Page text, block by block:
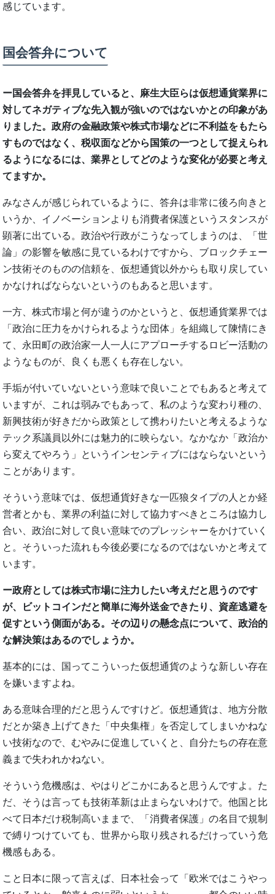
感じています。
国会答弁について
ー国会答弁を拝見していると、麻生大臣らは仮想通貨業界に
対してネガティブな先入観が強いのではないかとの印象があ
りました。政府の金融政策や株式市場などに不利益をもたら
すものではなく、税収面などから国策の一つとして捉えられ
るようになるには、業界としてどのような変化が必要と考え
てますか。
みなさんが感じられているように、答弁は非常に後ろ向きと
いうか、イノベーションよりも消費者保護というスタンスが
顕著に出ている。政治や行政がこうなってしまうのは、「世
論」の影響を敏感に見ているわけですから、ブロックチェー
ン技術そのものの信頼を、仮想通貨以外からも取り戻してい
かなければならないというのもあると思います。
一方、株式市場と何が違うのかというと、仮想通貨業界では
「政治に圧力をかけられるような団体」を組織して陳情にき
て、永田町の政治家一人一人にアプローチするロビー活動の
ようなものが、良くも悪くも存在しない。
手垢が付いていないという意味で良いことでもあると考えて
いますが、これは弱みでもあって、私のような変わり種の、
新興技術が好きだから政策として携わりたいと考えるような
テック系議員以外には魅力的に映らない。なかなか「政治か
ら変えてやろう」というインセンティブにはならないという
ことがあります。
そういう意味では、仮想通貨好きな一匹狼タイプの人とか経
営者とかも、業界の利益に対して協力すべきところは協力し
合い、政治に対して良い意味でのプレッシャーをかけていく
と。そういった流れも今後必要になるのではないかと考えて
います。
ー政府としては株式市場に注力したい考えだと思うのです
が、ビットコインだと簡単に海外送金できたり、資産逃避を
促すという側面がある。その辺りの懸念点について、政治的
な解決策はあるのでしょうか。
基本的には、国ってこういった仮想通貨のような新しい存在
を嫌いますよね。
ある意味合理的だと思うんですけど。仮想通貨は、地方分散
だとか築き上げてきた「中央集権」を否定してしまいかねな
い技術なので、むやみに促進していくと、自分たちの存在意
義まで失われかねない。
そういう危機感は、やはりどこかにあると思うんですよ。た
だ、そうは言っても技術革新は止まらないわけで。他国と比
べて日本だけ税制高いままで、「消費者保護」の名目で規制
で縛りつけていても、世界から取り残されるだけっていう危
機感もある。
こと日本に限って言えば、日本社会って「欧米ではこうやっ